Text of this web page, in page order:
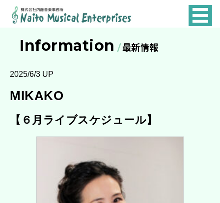
MUSICAL
ENTERPRISES
Information 最新情報
2025/6/3 UP
MIKAKO
【６月ライブスケジュール】